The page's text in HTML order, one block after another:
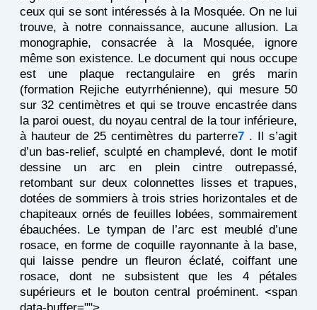
ceux qui se sont intéressés à la Mosquée. On ne lui
trouve, à notre connaissance, aucune allusion. La
monographie, consacrée à la Mosquée, ignore
même son existence. Le document qui nous occupe
est une plaque rectangulaire en grés marin
(formation Rejiche eutyrrhénienne), qui mesure 50
sur 32 centimètres et qui se trouve encastrée dans
la paroi ouest, du noyau central de la tour inférieure,
à hauteur de 25 centimètres du parterre7 . Il s’agit
d’un bas-relief, sculpté en champlevé, dont le motif
dessine un arc en plein cintre outrepassé,
retombant sur deux colonnettes lisses et trapues,
dotées de sommiers à trois stries horizontales et de
chapiteaux ornés de feuilles lobées, sommairement
ébauchées. Le tympan de l’arc est meublé d’une
rosace, en forme de coquille rayonnante à la base,
qui laisse pendre un fleuron éclaté, coiffant une
rosace, dont ne subsistent que les 4 pétales
supérieurs et le bouton central proéminent. <span